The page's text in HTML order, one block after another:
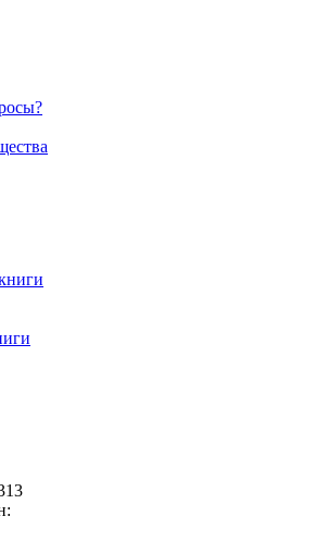
: